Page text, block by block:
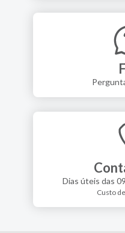
Dias úteis das
Custo